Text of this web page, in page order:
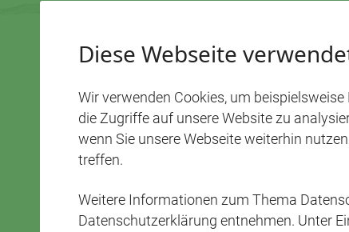
WAS
DAS KÖNNTE DICH
Diese Webseite
Wir verwenden Cookies, um
die Zugriffe auf unsere Website zu
wenn Sie unsere Webseite weiterhin
treffen.
Weitere Informationen zum Thema
Datenschutzerklärung entnehmen. Unter